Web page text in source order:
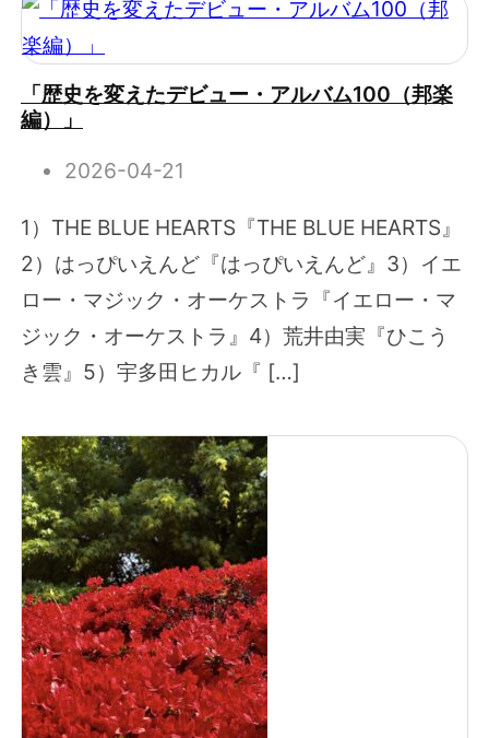
「歴史を変えたデビュー・アルバム100（邦楽
編）」
2026-04-21
1）THE BLUE HEARTS『THE BLUE HEARTS』
2）はっぴいえんど『はっぴいえんど』3）イエ
ロー・マジック・オーケストラ『イエロー・マ
ジック・オーケストラ』4）荒井由実『ひこう
き雲』5）宇多田ヒカル『 […]